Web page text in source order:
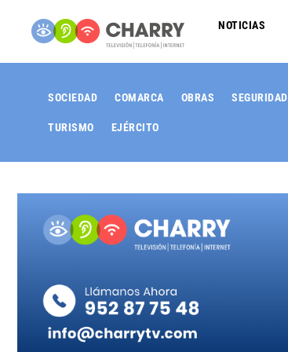
NOTICIAS
SOCIEDAD COMARCA OBRAS SEGURIDAD
TURISMO EJÉRCITO